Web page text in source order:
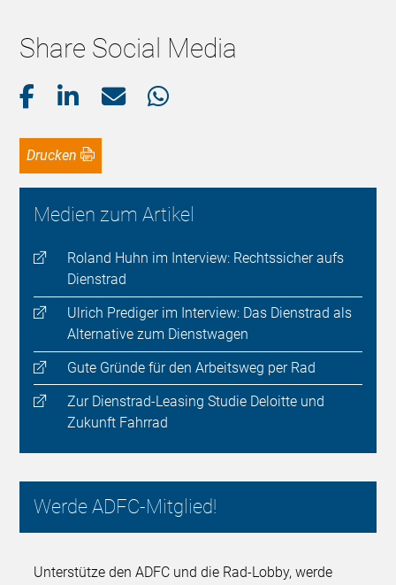
Share Social Media
Drucken
Medien zum Artikel
Roland Huhn im Interview: Rechtssicher aufs
Dienstrad
Ulrich Prediger im Interview: Das Dienstrad als
Alternative zum Dienstwagen
Gute Gründe für den Arbeitsweg per Rad
Zur Dienstrad-Leasing Studie Deloitte und
Zukunft Fahrrad
Werde ADFC-Mitglied!
Unterstütze den ADFC und die Rad-Lobby, werde